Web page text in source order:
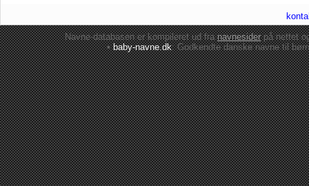
Navne-databasen er kompileret ud franavnesiderpå nettet
•baby-navne.dk: Godkendte danskenavne til børn